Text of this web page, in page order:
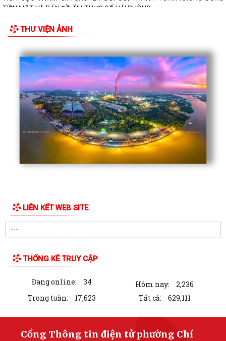
TIỀN MẶT VÀ BẢN ĐỒ ẨM THỰC SỐ HẢI PHÒNG –...
THƯ VIỆN ẢNH
LIÊN KẾT WEB SITE
THỐNG KÊ TRUY CẬP
Đang online: 34 Hôm nay:
2,236
Trong tuần:
17,623 Tất cả: 629,111
Cổng Thông tin điện tử phường Chí